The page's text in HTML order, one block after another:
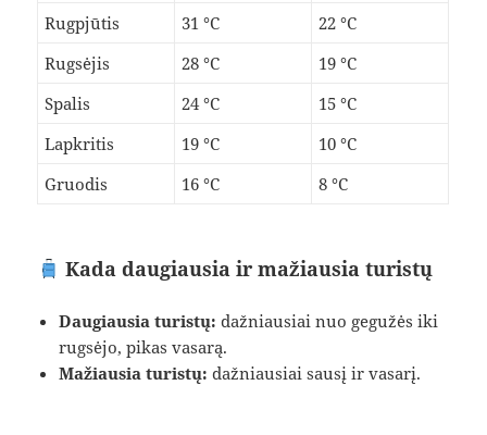
Rugpjūtis
31 °C
22 °C
Rugsėjis
28 °C
19 °C
Spalis
24 °C
15 °C
Lapkritis
19 °C
10 °C
Gruodis
16 °C 8 °C
Kada daugiausia ir mažiausia turistų
Daugiausia turistų: dažniausiai nuo gegužės iki
rugsėjo, pikas vasarą.
Mažiausia turistų: dažniausiai sausį ir vasarį.